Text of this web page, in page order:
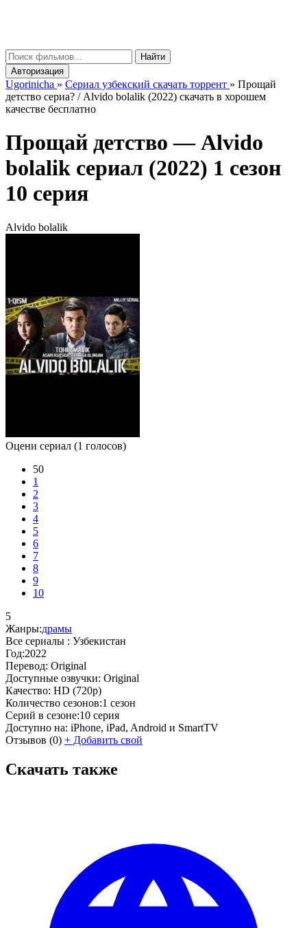
Найти
Авторизация
Ugorinicha » Сериал узбекский скачать торрент » Прощай
детство сериа? / Alvido bolalik (2022) скачать в хорошем
качестве бесплатно
Прощай детство —Alvido
bolalik сериал (2022) 1 сезон
10 серия
Alvido bolalik
Оцени сериал (1 голосов)
50
1
2
3
4
5
6
7
8
9
10
5
Жанры:драмы
Все сериалы : Узбекистан
Год:2022
Перевод: Original
Доступные озвучки: Original
Качество: HD (720p)
Количество сезонов:1 сезон
Серий в сезоне:10 серия
Доступно на: iPhone, iPad, Android и SmartTV
Отзывов (0) + Добавить свой
Скачать также